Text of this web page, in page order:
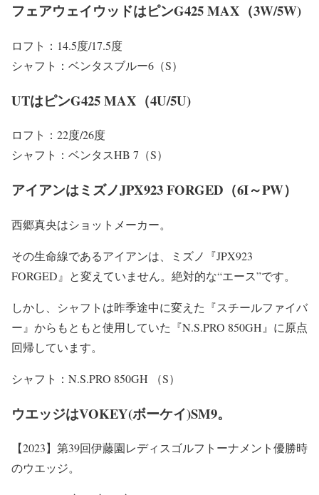
フェアウェイウッドはピンG425 MAX（3W/5W)
ロフト：14.5度/17.5度
シャフト：ベンタスブルー6（S）
UTはピンG425 MAX（4U/5U)
ロフト：22度/26度
シャフト：ベンタスHB 7（S）
アイアンはミズノJPX923 FORGED（6I～PW）
西郷真央はショットメーカー。
その生命線であるアイアンは、ミズノ『JPX923
FORGED』と変えていません。絶対的な“エース”です。
しかし、シャフトは昨季途中に変えた『スチールファイバ
ー』からもともと使用していた『N.S.PRO 850GH』に原点
回帰しています。
シャフト：N.S.PRO 850GH （S）
ウエッジはVOKEY(ボーケイ)SM9。
【2023】第39回伊藤園レディスゴルフトーナメント優勝時
のウエッジ。